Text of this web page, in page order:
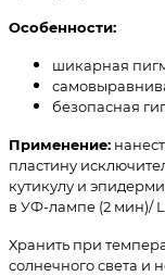
Особенности:
шикарная
безопасная
Применение:
пластину
кутикулу и
в УФ-лампе (2 мин)/
Хранить при
солнечного света и